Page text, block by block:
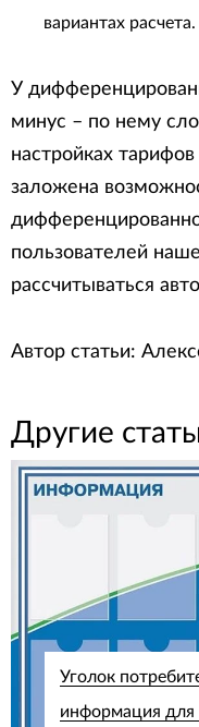
вариантах расчета.
У
минус – по нему
настройках
заложена
пользователей
рассчитываться
Автор статьи:
Другие
Уголок
информация для